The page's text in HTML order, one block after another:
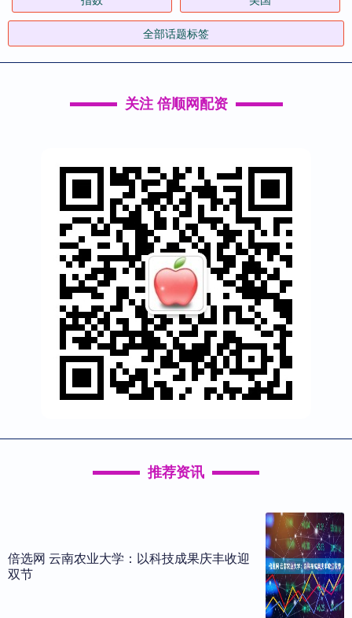
全部话题标签
关注 倍顺网配资
推荐资讯
倍选网 云南农业大学：以科技成果庆丰收迎
双节